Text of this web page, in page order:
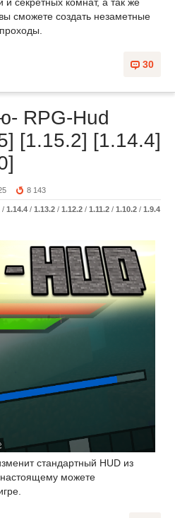
сможете создать незаметные
30
RPG-Hud
[1.15.2] [1.14.4]
8 143
/ 1.14.4 / 1.13.2 / 1.12.2 / 1.11.2 / 1.10.2 / 1.9.4
стандартный HUD из
можете